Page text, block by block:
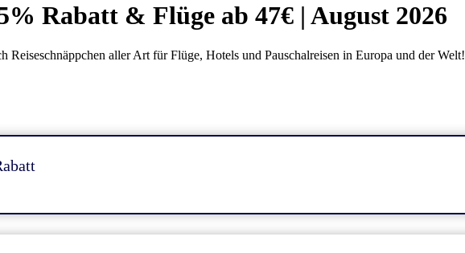
Rabatt & Flüge ab 47€ | August 2026
aller Art für Flüge, Hotels und Pauschalreisen in Europa und der Welt!